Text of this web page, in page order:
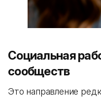
Социальная
сообществ
Это направление